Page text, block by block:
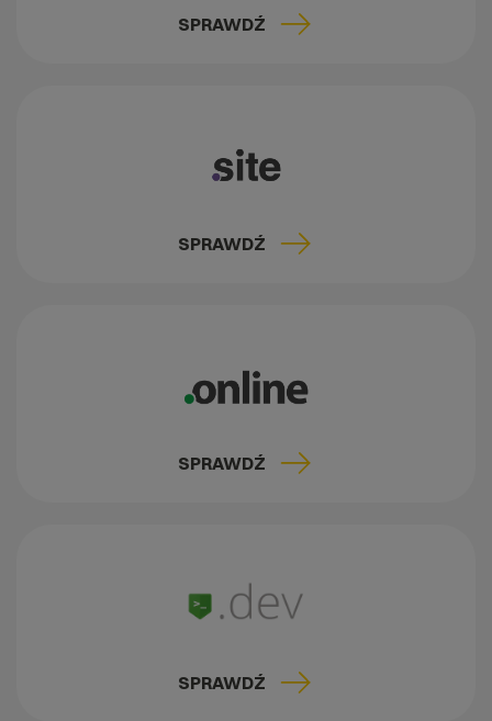
SPRAWDŹ
SPRAWDŹ
SPRAWDŹ
SPRAWDŹ